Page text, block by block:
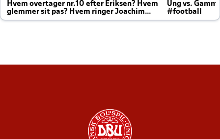
Hvem overtager nr.10 efter Eriksen? Hvem
glemmer sit pas? Hvem ringer Joachim
altid til efter kampe?
Ung vs.
#football